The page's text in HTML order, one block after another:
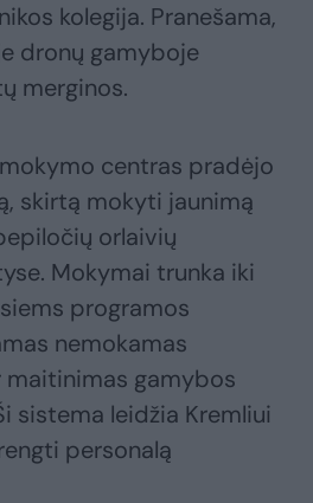
kolegija. Pranešama,
dronų gamyboje
merginos.
centras pradėjo
skirtą mokyti jaunimą
orlaivių
Mokymai trunka iki
programos
nemokamas
gamybos
sistema leidžia Kremliui
personalą